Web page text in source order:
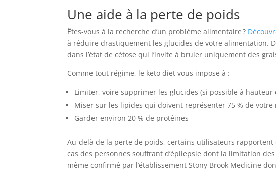
Une aide à la perte de poids
Êtes-vous à la recherche d’un problème alimentaire ?
à réduire drastiquement les glucides de votre alimentation.
dans l’état de cétose qui l’invite à bruler uniquement des
Comme tout régime, le keto diet vous impose à :
Limiter, voire supprimer les glucides (si possible à hauteur
Miser sur les lipides qui doivent représenter 75 % de
Garder environ 20 % de protéines
Au-delà de la perte de poids, certains utilisateurs rapportent
cas des personnes souffrant d’épilepsie dont la limitation
même confirmé par l’établissement Stony Brook Medicine